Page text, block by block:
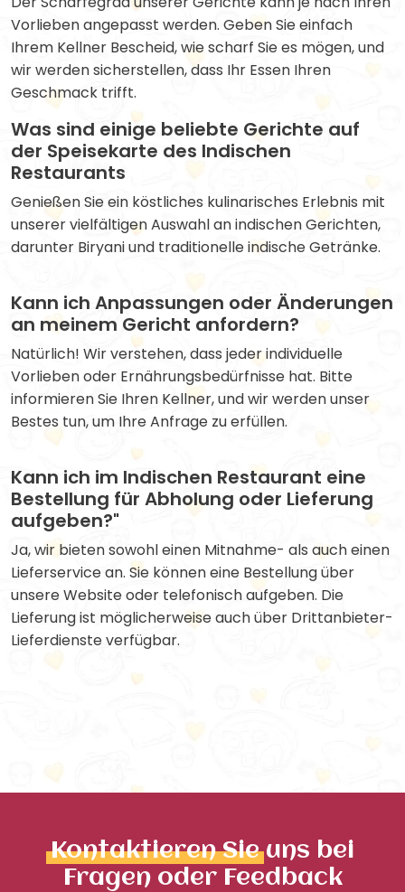
Vorlieben angepasst werden. Geben Sie einfach
Ihrem Kellner Bescheid, wie scharf Sie es mögen, und
wir werden sicherstellen, dass Ihr Essen Ihren
Geschmack trifft.
Was sind einige beliebte Gerichte auf
der Speisekarte des Indischen
Restaurants
Genießen Sie ein köstliches kulinarisches Erlebnis mit
unserer vielfältigen Auswahl an indischen Gerichten,
darunter Biryani und traditionelle indische Getränke.
Kann ich Anpassungen oder Änderungen
an meinem Gericht anfordern?
Natürlich! Wir verstehen, dass jeder individuelle
Vorlieben oder Ernährungsbedürfnisse hat. Bitte
informieren Sie Ihren Kellner, und wir werden unser
Bestes tun, um Ihre Anfrage zu erfüllen.
Kann ich im Indischen Restaurant eine
Bestellung für Abholung oder Lieferung
aufgeben?"
Ja, wir bieten sowohl einen Mitnahme- als auch einen
Lieferservice an. Sie können eine Bestellung über
unsere Website oder telefonisch aufgeben. Die
Lieferung ist möglicherweise auch über Drittanbieter-
Lieferdienste verfügbar.
Kontaktieren Sieuns bei
Fragen oder Feedback